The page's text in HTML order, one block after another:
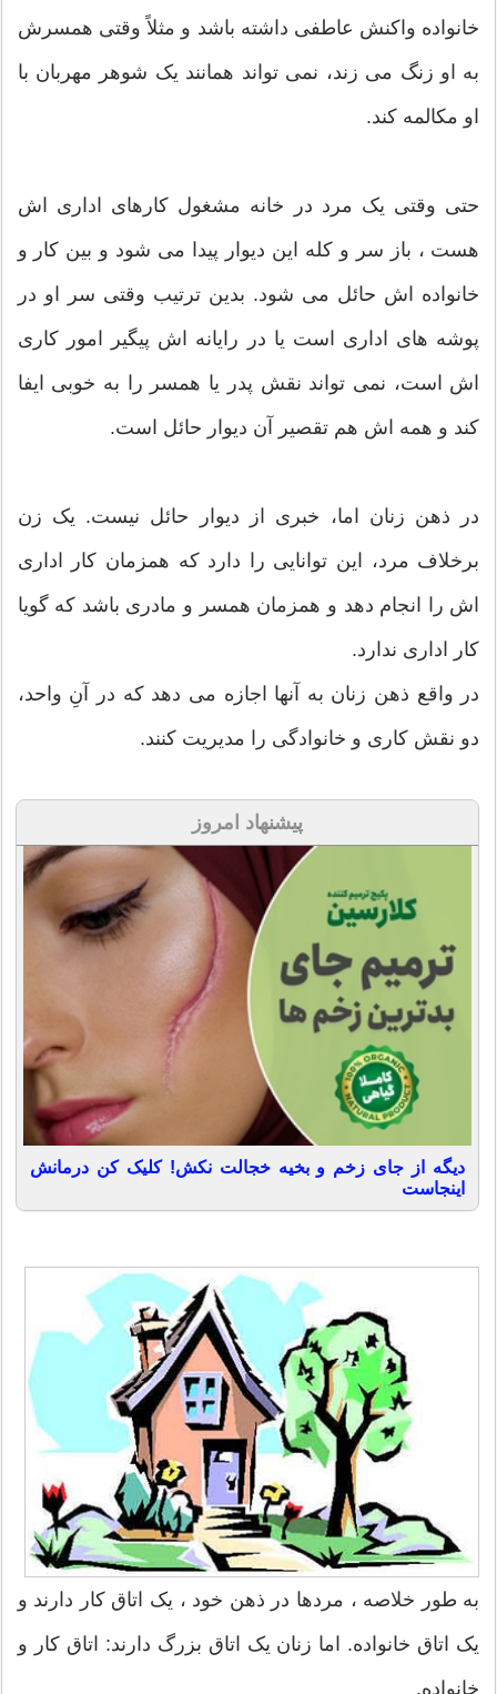
خانواده واکنش عاطفی داشته باشد و مثلاً وقتی همسرش
به او زنگ می زند، نمی تواند همانند یک شوهر مهربان با
او مکالمه کند.
حتی وقتی یک مرد در خانه مشغول کارهای اداری اش
هست ، باز سر و کله این دیوار پیدا می شود و بین کار و
خانواده اش حائل می شود. بدین ترتیب وقتی سر او در
پوشه های اداری است یا در رایانه اش پیگیر امور کاری
اش است، نمی تواند نقش پدر یا همسر را به خوبی ایفا
کند و همه اش هم تقصیر آن دیوار حائل است.
در ذهن زنان اما، خبری از دیوار حائل نیست. یک زن
برخلاف مرد، این توانایی را دارد که همزمان کار اداری
اش را انجام دهد و همزمان همسر و مادری باشد که گویا
کار اداری ندارد.
در واقع ذهن زنان به آنها اجازه می دهد که در آنِ واحد،
دو نقش کاری و خانوادگی را مدیریت کنند.
پیشنهاد امروز
دیگه از جای زخم و بخیه خجالت نکش! کلیک کن درمانش
اینجاست
به طور خلاصه ، مردها در ذهن خود ، یک اتاق کار دارند و
یک اتاق خانواده. اما زنان یک اتاق بزرگ دارند: اتاق کار و
خانواده.